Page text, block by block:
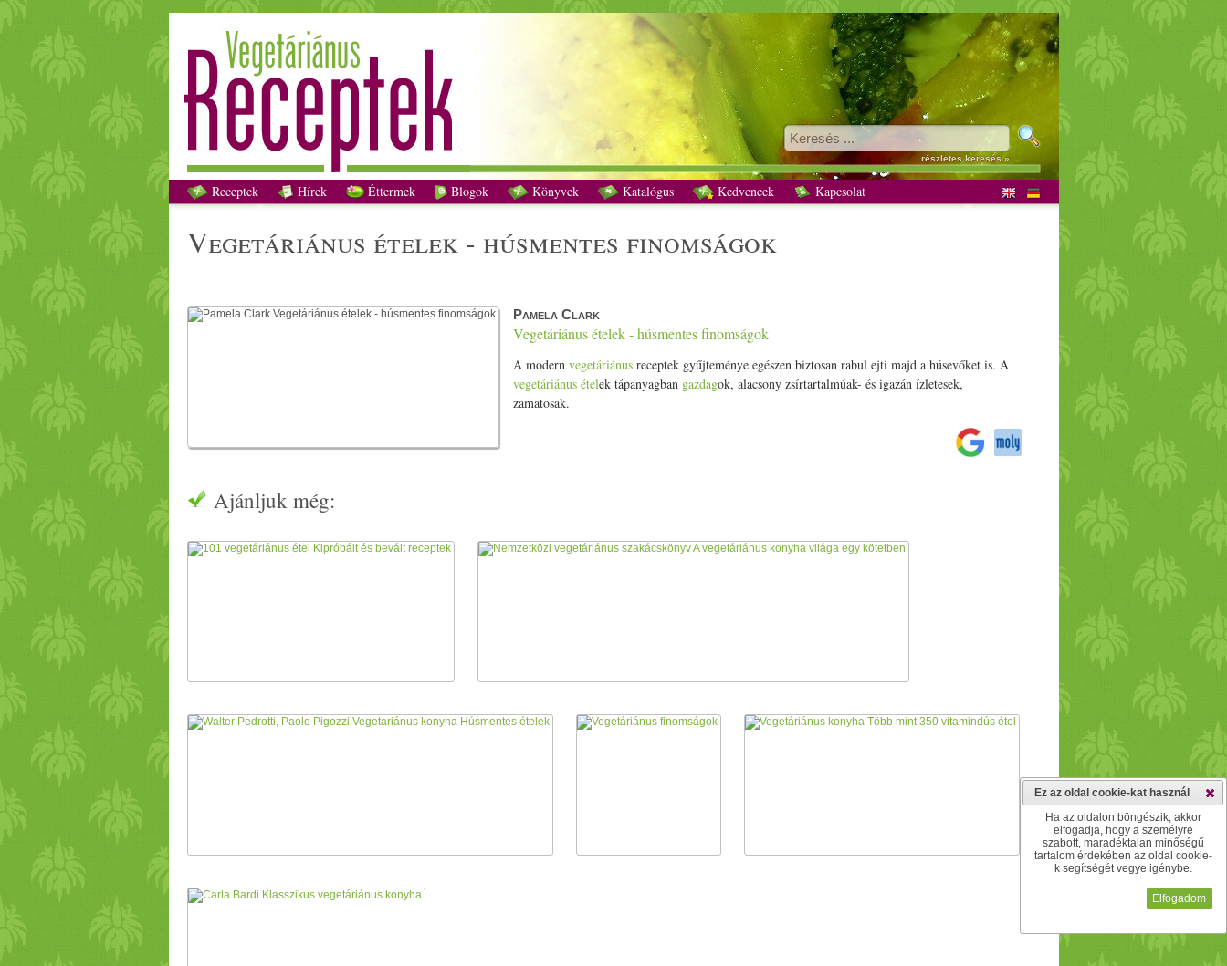
Pamela Clark Vegetáriánus ételek - húsmentes finomságok - Vegetáriánus receptek
részletes keresés »
Receptek Hírek Éttermek Blogok Könyvek Katalógus Kedvencek Kapcsolat
vegetáriánus ételek - húsmentes finomságok
Pamela Clark
Vegetáriánus ételek - húsmentes finomságok
A modern vegetáriánusreceptek gyűjteménye egészen biztosan rabul ejti majd a húsevőket is. A
vegetáriánus ételek tápanyagban gazdagok, alacsony zsírtartalmúak- és igazán ízletesek,
zamatosak.
Ajánljuk még:
Ez az oldal cookie-kat használ
Ha az oldalon böngészik, akkor
elfogadja, hogy a személyre
szabott, maradéktalan minőségű
tartalom érdekében az oldal cookie-
k segítségét vegye igénybe.
Elfogadom